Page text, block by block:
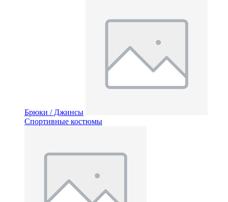
Брюки / Джинсы
Спортивные костюмы